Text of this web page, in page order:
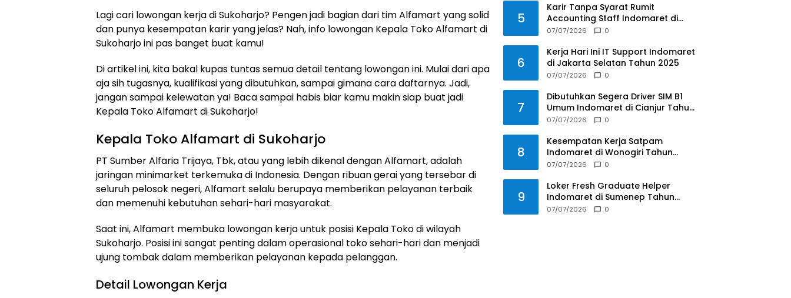
Lagi cari lowongan kerja di Sukoharjo? Pengen jadi bagian dari tim Alfamart yang solid
dan punya kesempatan karir yang jelas? Nah, info lowongan Kepala Toko Alfamart di
Sukoharjo ini pas banget buat kamu!
Di artikel ini, kita bakal kupas tuntas semua detail tentang lowongan ini. Mulai dari apa
aja sih tugasnya, kualifikasi yang dibutuhkan, sampai gimana cara daftarnya. Jadi,
jangan sampai kelewatan ya! Baca sampai habis biar kamu makin siap buat jadi
Kepala Toko Alfamart di Sukoharjo!
Kepala Toko Alfamart di Sukoharjo
PT Sumber Alfaria Trijaya, Tbk, atau yang lebih dikenal dengan Alfamart, adalah
jaringan minimarket terkemuka di Indonesia. Dengan ribuan gerai yang tersebar di
seluruh pelosok negeri, Alfamart selalu berupaya memberikan pelayanan terbaik
dan memenuhi kebutuhan sehari-hari masyarakat.
Saat ini, Alfamart membuka lowongan kerja untuk posisi Kepala Toko di wilayah
Sukoharjo. Posisi ini sangat penting dalam operasional toko sehari-hari dan menjadi
ujung tombak dalam memberikan pelayanan kepada pelanggan.
Detail Lowongan Kerja
5
Karir Tanpa Syarat Rumit
Accounting Staff Indomaret di
Pacitan Tahun 2025
07/07/2026 0
6
Kerja Hari Ini IT Support Indomaret
di Jakarta Selatan Tahun 2025
07/07/2026 0
7
Dibutuhkan Segera Driver SIM B1
Umum Indomaret di Cianjur Tahun
2025
07/07/2026 0
8
Kesempatan Kerja Satpam
Indomaret di Wonogiri Tahun
2025
07/07/2026 0
9
Loker Fresh Graduate Helper
Indomaret di Sumenep Tahun
2025
07/07/2026 0